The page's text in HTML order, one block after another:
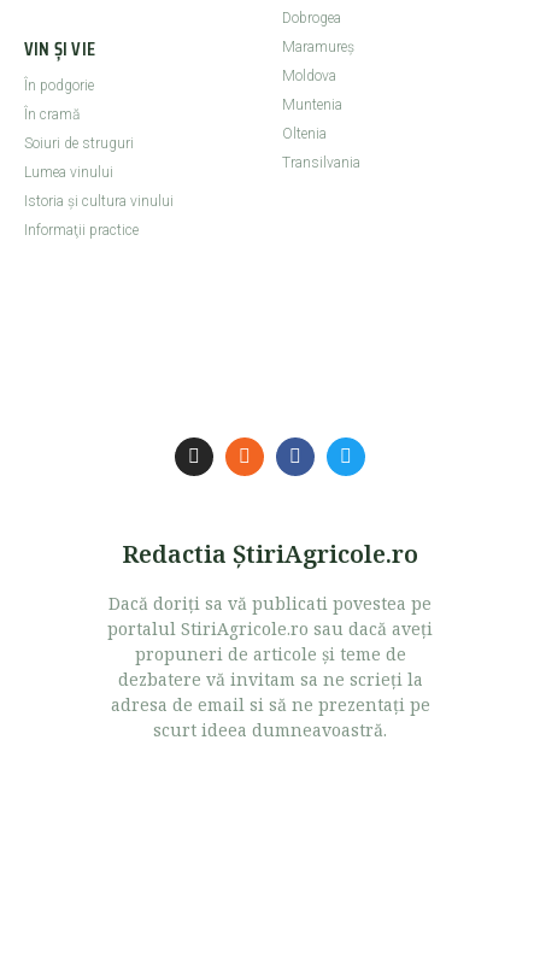
VIN ȘI VIE
În podgorie
În cramă
Soiuri de struguri
Lumea vinului
Istoria şi cultura vinului
Informaţii practice
Dobrogea
Maramureş
Moldova
Muntenia
Oltenia
Transilvania
Redactia ŞtiriAgricole.ro
Dacă doriţi sa vă publicati povestea pe
portalul StiriAgricole.ro sau dacă aveţi
propuneri de articole şi teme de
dezbatere vă invitam sa ne scrieţi la
adresa de email si să ne prezentaţi pe
scurt ideea dumneavoastră.